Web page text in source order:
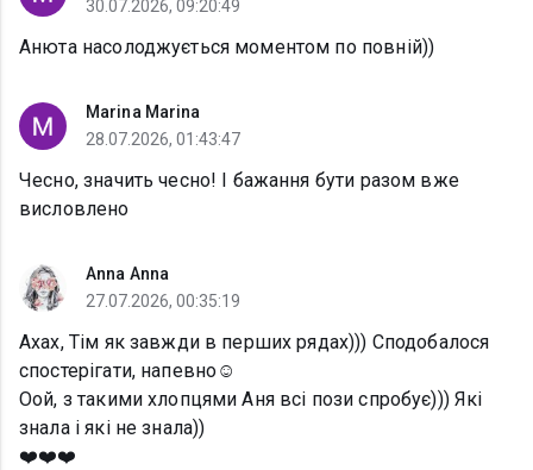
30.07.2026, 09:20:49
Анюта насолоджується моментом по повній))
Marina Marina
28.07.2026, 01:43:47
Чесно, значить чесно! І бажання бути разом вже
висловлено
Anna Anna
27.07.2026, 00:35:19
Ахах, Тім як завжди в перших рядах))) Сподобалося
спостерігати, напевно☺️
Оой, з такими хлопцями Аня всі пози спробує))) Які
знала і які не знала))
❤️❤️❤️